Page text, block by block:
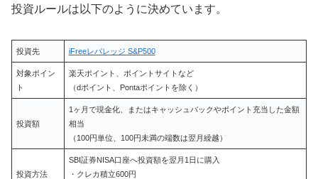
投資ルールは以下のように決めています。
投資先 iFreeレバレッジ S&P500
対象ポイン
ト
楽天ポイント、ポイントサイトなど
（dポイント、Pontaポイントを除く）
投資額
1ヶ月で現金化、またはキャッシュバックやポイント充当した金額
相当
（100円単位、100円未満の端数は翌月繰越）
投資方法
SBI証券NISA口座へ投資額を翌月1日に購入
・クレカ積立600円